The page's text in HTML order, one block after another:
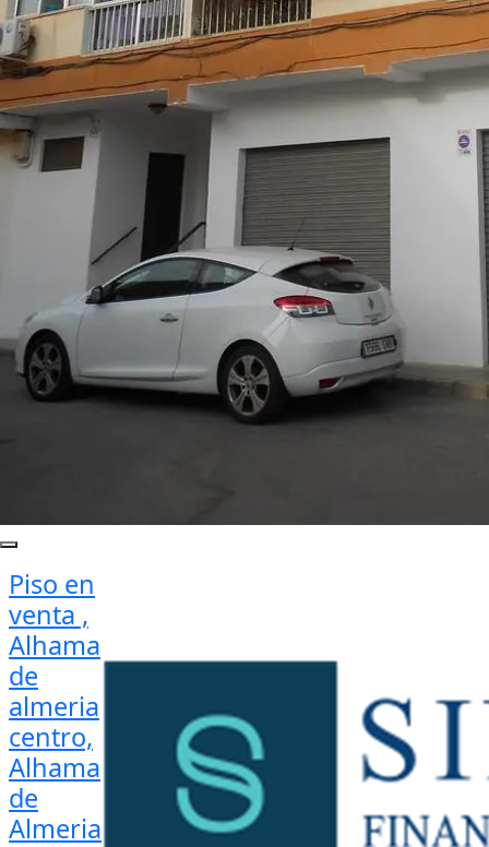
Piso en
venta ,
Alhama
de
almeria
centro,
Alhama
de
Almeria